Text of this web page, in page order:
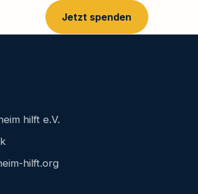
Jetzt spenden
hilft e.V.
hilft.org